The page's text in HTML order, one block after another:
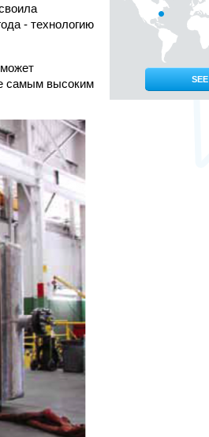
- технологию
самым высоким
SEE